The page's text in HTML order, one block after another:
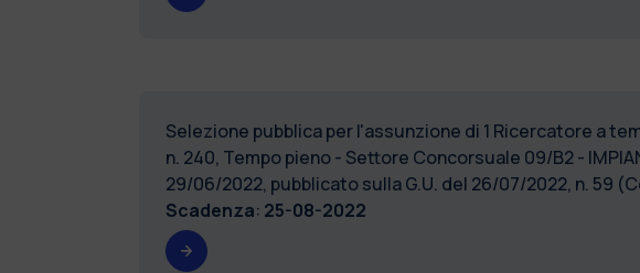
Selezione pubblica per l'assunzione di 1 Ricercatore a
n. 240, Tempo pieno - Settore Concorsuale 09/B2 -
29/06/2022, pubblicato sulla G.U. del 26/07/2022, n. 59
Scadenza: 25-08-2022